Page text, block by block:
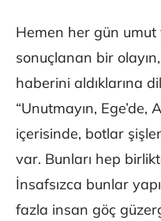
Hemen her gün umut
sonuçlanan bir
haberini aldıklarına
“Unutmayın, Ege’de,
içerisinde, botlar
var. Bunları hep
İnsafsızca bunlar
fazla insan göç